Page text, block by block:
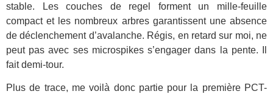
stable. Les couches de regel forment un mille-feuille
compact et les nombreux arbres garantissent une absence
de déclenchement d’avalanche. Régis, en retard sur moi, ne
peut pas avec ses microspikes s’engager dans la pente. Il
fait demi-tour.
Plus de trace, me voilà donc partie pour la première PCT-